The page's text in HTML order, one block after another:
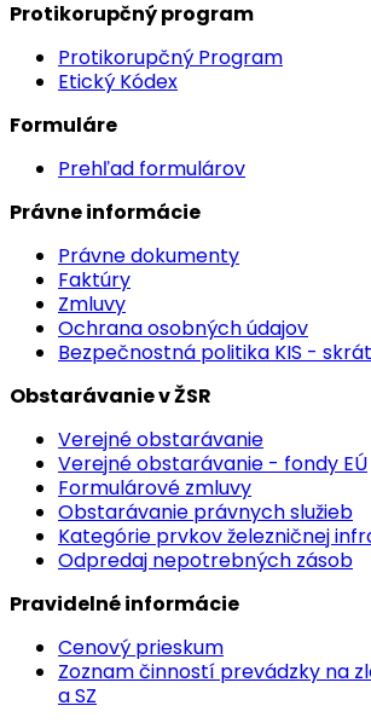
Protikorupčný program
Protikorupčný Program
Etický Kódex
Formuláre
Prehľad formulárov
Právne informácie
Právne dokumenty
Faktúry
Zmluvy
Ochrana osobných údajov
Bezpečnostná politika KIS -
Obstarávanie v ŽSR
Verejné obstarávanie
Verejné obstarávanie - fondy EÚ
Formulárové zmluvy
Obstarávanie právnych služieb
Kategórie prvkov železničnej
Odpredaj nepotrebných zásob
Pravidelné informácie
Cenový prieskum
Zoznam činností prevádzky na
a SZ